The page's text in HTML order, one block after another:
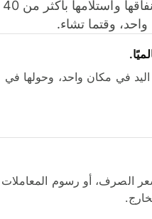
وفّر المال عند إرسال الأموال وإنفاقها واستلامها بأكثر من 40
وقتما تشاء.
في مكان واحد، وحولها في
الصرف، أو رسوم المعاملات